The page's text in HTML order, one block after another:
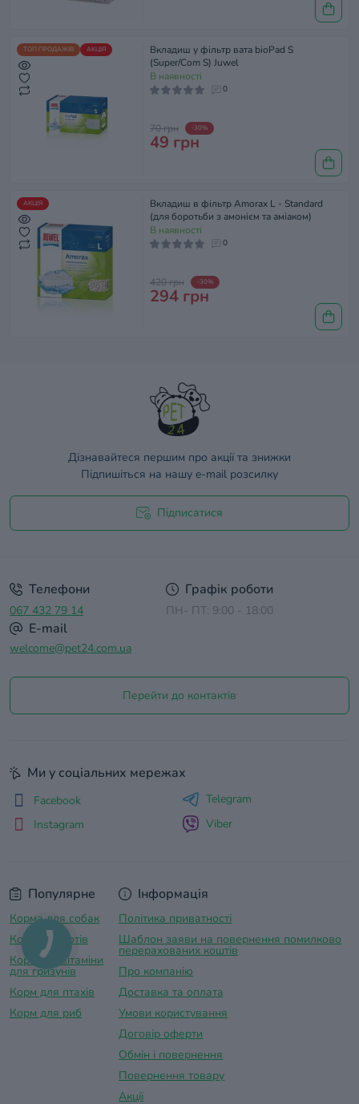
ТОП ПРОДАЖІВ АКЦІЯ
Вкладиш у фільтр вата bioPad S
(Super/Com S) Juwel
В наявності
0
70 грн -30%
49 грн
АКЦІЯ
Вкладиш в фільтр Amorax L - Standard
(для боротьби з амонієм та аміаком)
В наявності
0
420 грн -30%
294 грн
Дізнавайтеся першим про акції та знижки
Підпишіться на нашу e-mail розсилку
Підписатися
Телефони
067 432 79 14
Графік роботи
ПН- ПТ: 9:00 - 18:00
E-mail
welcome@pet24.com.ua
Перейти до контактів
Популярне
Корма для собак
Корм для котів
Корма та вітаміни
для гризунів
Корм для птахів
Корм для риб
Інформація
Політика приватності
Шаблон заяви на повернення помилково
перерахованих коштів
Про компанію
Доставка та оплатa
Умови користування
Договір оферти
Обмін і повернення
Повернення товару
Акції
Ми у соціальних мережах
Facebook
Instagram
Telegram
Viber